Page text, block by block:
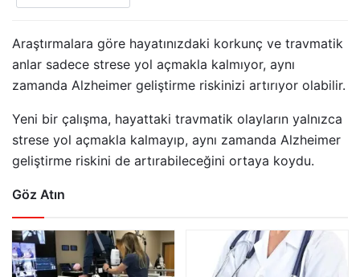
Araştırmalara göre hayatınızdaki korkunç ve travmatik
anlar sadece strese yol açmakla kalmıyor, aynı
zamanda Alzheimer geliştirme riskinizi artırıyor olabilir.
Yeni bir çalışma, hayattaki travmatik olayların yalnızca
strese yol açmakla kalmayıp, aynı zamanda Alzheimer
geliştirme riskini de artırabileceğini ortaya koydu.
Göz Atın